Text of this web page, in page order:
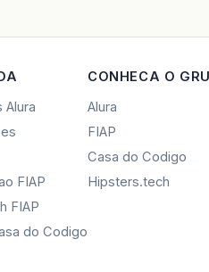
Alura
FIAP
FIAP
do Codigo
CONHECA O
Alura
FIAP
Casa do Codigo
Hipsters.tech